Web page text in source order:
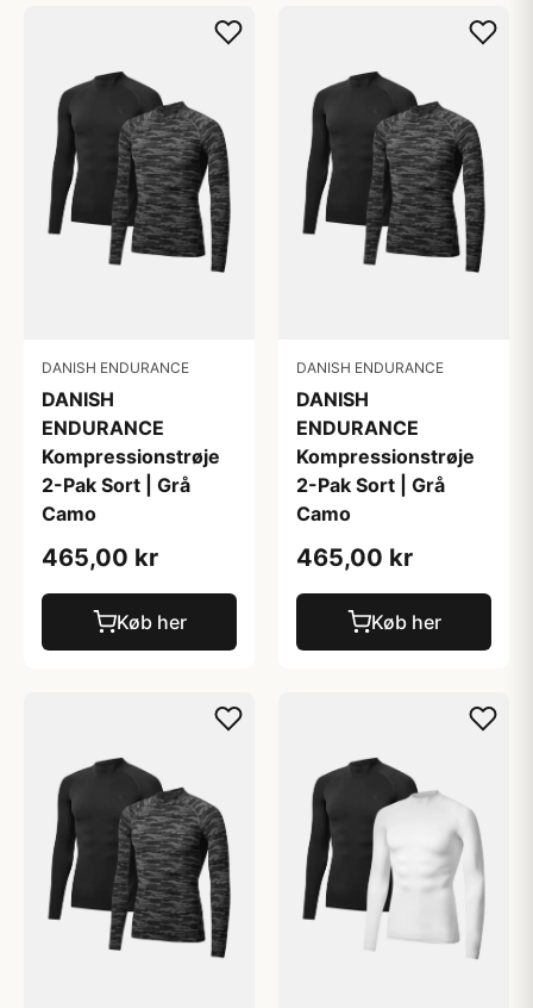
DANISH ENDURANCE
DANISH
ENDURANCE
Kompressionstrøje
2-Pak Sort | Grå
Camo
465,00 kr
Køb her
DANISH ENDURANCE
DANISH
ENDURANCE
Kompressionstrøje
2-Pak Sort | Grå
Camo
465,00 kr
Køb her